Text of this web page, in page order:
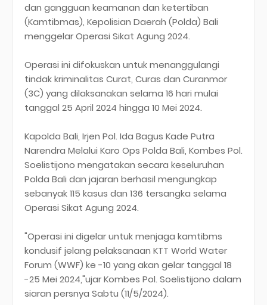
dan gangguan keamanan dan ketertiban
(Kamtibmas), Kepolisian Daerah (Polda) Bali
menggelar Operasi Sikat Agung 2024.
Operasi ini difokuskan untuk menanggulangi
tindak kriminalitas Curat, Curas dan Curanmor
(3C) yang dilaksanakan selama 16 hari mulai
tanggal 25 April 2024 hingga 10 Mei 2024.
Kapolda Bali, Irjen Pol. Ida Bagus Kade Putra
Narendra Melalui Karo Ops Polda Bali, Kombes Pol.
Soelistijono mengatakan secara keseluruhan
Polda Bali dan jajaran berhasil mengungkap
sebanyak 115 kasus dan 136 tersangka selama
Operasi Sikat Agung 2024.
"Operasi ini digelar untuk menjaga kamtibms
kondusif jelang pelaksanaan KTT World Water
Forum (WWF) ke -10 yang akan gelar tanggal 18
-25 Mei 2024,"ujar Kombes Pol. Soelistijono dalam
siaran persnya Sabtu (11/5/2024).